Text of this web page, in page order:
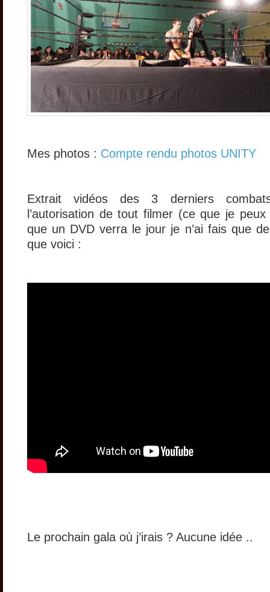
Mes photos : Compte rendu photos UNITY
Extrait vidéos des 3 derniers
l’autorisation de tout filmer (ce que je
que un DVD verra le jour je n’ai fais que
que voici :
Le prochain gala où j’irais ? Aucune idée ..